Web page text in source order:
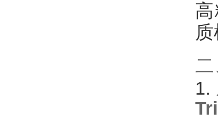
1. ‌